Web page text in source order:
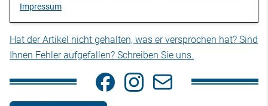
Impressum
Hat der Artikel nicht gehalten, was er versprochen hat? Sind
Ihnen Fehler aufgefallen? Schreiben Sie uns.